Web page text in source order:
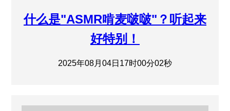
什么是"ASMR啃麦啵啵"？听起来
好特别！
2025年08月04日17时00分02秒